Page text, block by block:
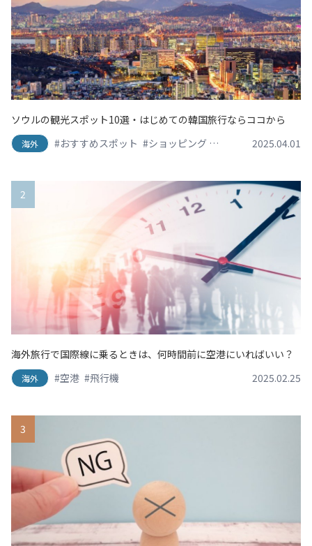
ソウルの観光スポット10選・はじめての韓国旅行ならココから
海外 #おすすめスポット #ショッピング #スイーツ・デザート
2025.04.01
2
海外旅行で国際線に乗るときは、何時間前に空港にいればいい？
海外 #空港 #飛行機 2025.02.25
3